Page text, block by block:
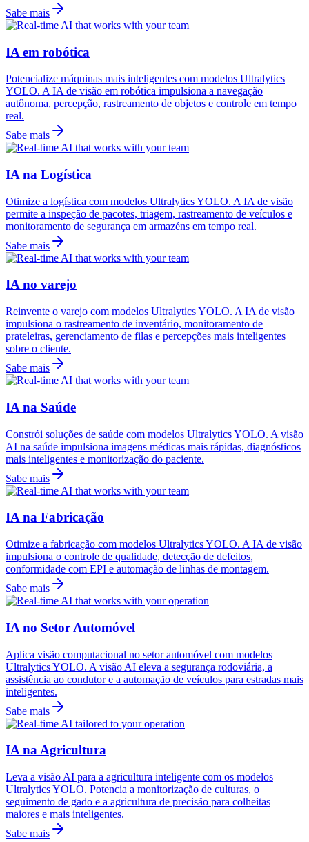
Sabe mais
IA em robótica
Potencialize máquinas mais inteligentes com modelos Ultralytics
YOLO. A IA de visão em robótica impulsiona a navegação
autônoma, percepção, rastreamento de objetos e controle em tempo
real.
Sabe mais
IA na Logística
Otimize a logística com modelos Ultralytics YOLO. A IA de visão
permite a inspeção de pacotes, triagem, rastreamento de veículos e
monitoramento de segurança em armazéns em tempo real.
Sabe mais
IA no varejo
Reinvente o varejo com modelos Ultralytics YOLO. A IA de visão
impulsiona o rastreamento de inventário, monitoramento de
prateleiras, gerenciamento de filas e percepções mais inteligentes
sobre o cliente.
Sabe mais
IA na Saúde
Constrói soluções de saúde com modelos Ultralytics YOLO. A visão
AI na saúde impulsiona imagens médicas mais rápidas, diagnósticos
mais inteligentes e monitorização do paciente.
Sabe mais
IA na Fabricação
Otimize a fabricação com modelos Ultralytics YOLO. A IA de visão
impulsiona o controle de qualidade, detecção de defeitos,
conformidade com EPI e automação de linhas de montagem.
Sabe mais
IA no Setor Automóvel
Aplica visão computacional no setor automóvel com modelos
Ultralytics YOLO. A visão AI eleva a segurança rodoviária, a
assistência ao condutor e a automação de veículos para estradas mais
inteligentes.
Sabe mais
IA na Agricultura
Leva a visão AI para a agricultura inteligente com os modelos
Ultralytics YOLO. Potencia a monitorização de culturas, o
seguimento de gado e a agricultura de precisão para colheitas
maiores e mais inteligentes.
Sabe mais